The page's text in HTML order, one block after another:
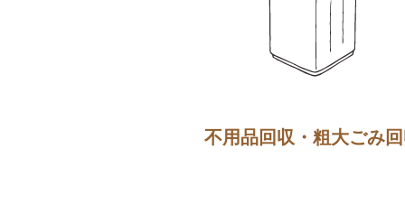
不用品回収・粗大ごみ